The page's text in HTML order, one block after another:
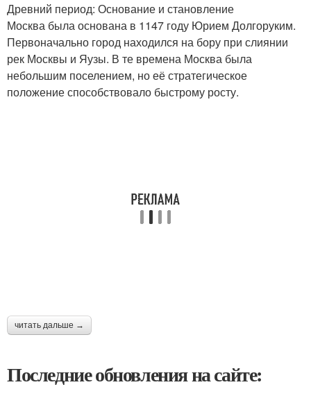
Древний период: Основание и становление
Москва была основана в 1147 году Юрием Долгоруким.
Первоначально город находился на бору при слиянии
рек Москвы и Яузы. В те времена Москва была
небольшим поселением, но её стратегическое
положение способствовало быстрому росту.
читать дальше →
Последние обновления на сайте: